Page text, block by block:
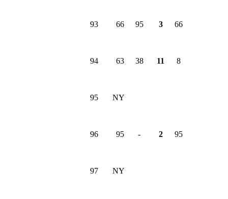
93 66 95 3 66
94 63 38 11 8
95 NY
96 95 - 2 95
97 NY